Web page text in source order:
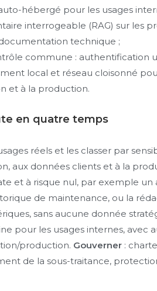
hébergé pour les usages
interrogeable (RAG) sur les
technique ;
commune : authentification
local et réseau cloisonné
et à la production.
en quatre temps
réels et les classer par
aux données clients et à la
et à risque nul, par exemple un
de maintenance, ou la
sans aucune donnée
pour les usages internes, avec
production. Gouverner :
de la sous-traitance,